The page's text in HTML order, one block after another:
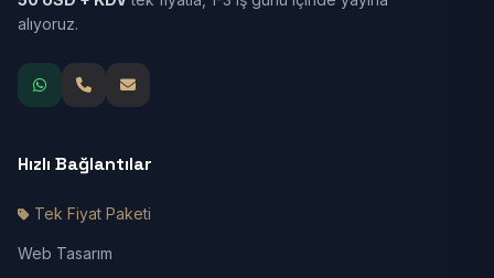
alıyoruz.
Hızlı Bağlantılar
Tek Fiyat Paketi
Web Tasarım